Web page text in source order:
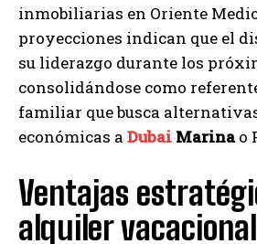
inmobiliarias en Oriente
proyecciones indican que el
su liderazgo durante los
consolidándose como
familiar que busca
económicas a Dubai Marinao
Ventajas
alquiler vacacional